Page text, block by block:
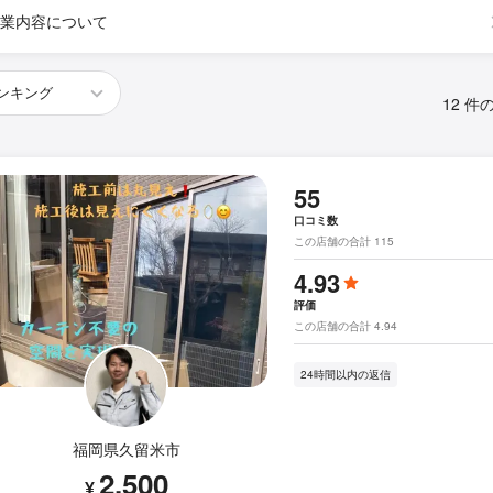
内容について
12 件
福岡県久留米市
2,500
55
口コミ数
この店舗の合計 115
4.93
評価
この店舗の合計 4.94
24時間以内の返信